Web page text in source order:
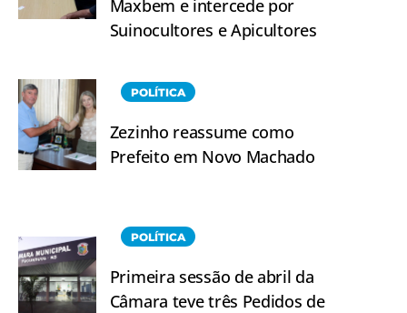
Maxbem e intercede por
Suinocultores e Apicultores
POLÍTICA
Zezinho reassume como
Prefeito em Novo Machado
POLÍTICA
Primeira sessão de abril da
Câmara teve três Pedidos de